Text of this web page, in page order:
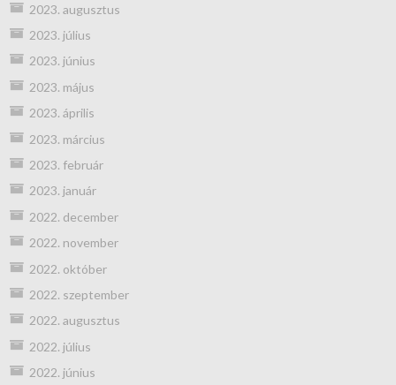
2023. augusztus
2023. július
2023. június
2023. május
2023. április
2023. március
2023. február
2023. január
2022. december
2022. november
2022. október
2022. szeptember
2022. augusztus
2022. július
2022. június